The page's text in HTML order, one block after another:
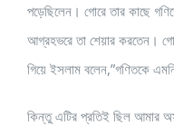
পড়েছিলেন। গোরে তার কাছে
আগ্রহভরে তা শেয়ার করতেন।
গিয়ে ইসলাম বলেন,”গণিতকে
কিন্তু এটির প্রতিই ছিল আমার